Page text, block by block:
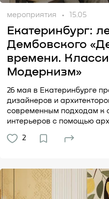
мероприятия 15.05
Екатеринбург:
Дембовского
времени.
Модернизм»
26 мая в Екатеринбурге
дизайнеров и
современным подходам к
интерьеров с помощью
2